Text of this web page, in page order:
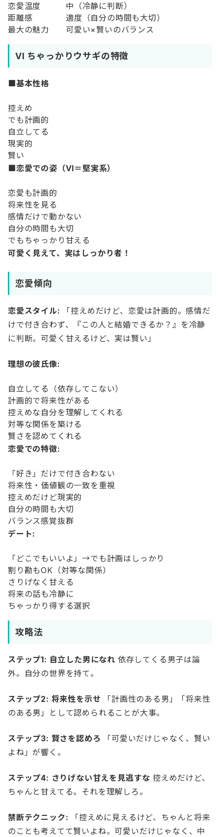
恋愛温度
中（冷静に判断）
距離感
適度（自分の時間も大切）
最大の魅力
可愛い×賢いのバランス
VI ちゃっかりウサギの特徴
■基本性格
控えめ
でも計画的
自立してる
現実的
賢い
■恋愛での姿（VI＝堅実系）
恋愛も計画的
将来性を見る
感情だけで動かない
自分の時間も大切
でもちゃっかり甘える
可愛く見えて、実はしっかり者！
恋愛傾向
恋愛スタイル: 「控えめだけど、恋愛は計画的。感情だ
けで付き合わず、『この人と結婚できるか？』を冷静
に判断。可愛く甘えるけど、実は賢い」
理想の彼氏像:
自立してる（依存してこない）
計画的で将来性がある
控えめな自分を理解してくれる
対等な関係を築ける
賢さを認めてくれる
恋愛での特徴:
「好き」だけで付き合わない
将来性・価値観の一致を重視
控えめだけど現実的
自分の時間も大切
バランス感覚抜群
デート:
「どこでもいいよ」→でも計画はしっかり
割り勘もOK（対等な関係）
さりげなく甘える
将来の話も冷静に
ちゃっかり得する選択
攻略法
ステップ1: 自立した男になれ 依存してくる男子は論
外。自分の世界を持て。
ステップ2: 将来性を示せ 「計画性のある男」「将来性
のある男」として認められることが大事。
ステップ3: 賢さを認めろ
「可愛いだけじゃなく、賢い
よね」が響く。
ステップ4: さりげない甘えを見逃すな 控えめだけど、
ちゃんと甘えてる。それを理解しろ。
禁断テクニック: 「控えめに見えるけど、ちゃんと将来
のことも考えてて賢いよね。可愛いだけじゃなく、中